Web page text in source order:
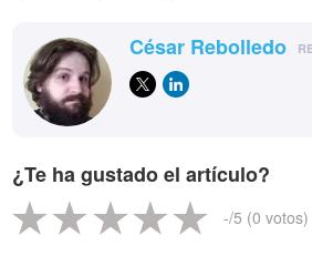
César Rebolledo
¿Te ha gustado el artículo?
-/5 (0 votos)